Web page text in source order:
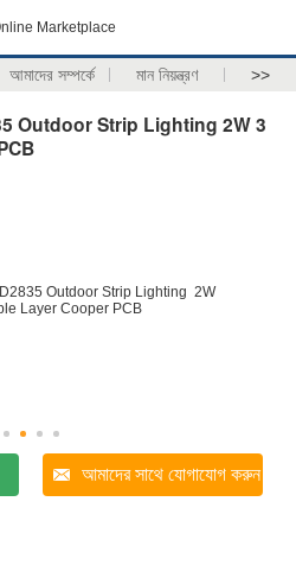
Marketplace
আমাদের সম্পর্কে মান নিয়ন্ত্রণ >>
Outdoor Strip Lighting 2W 3
আমাদের সাথে যোগাযোগ করুন